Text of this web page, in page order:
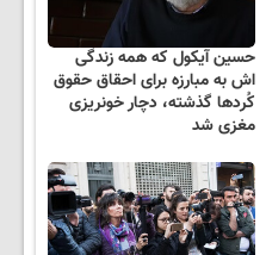
حسین آیکول که همه زندگی
اش به مبارزه برای احقاق حقوق
کُردها گذشته، دچار خونریزی
مغزی شد